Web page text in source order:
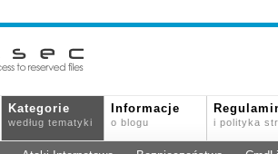
Kategorie
według tematyki
Informacje
o blogu i polityka